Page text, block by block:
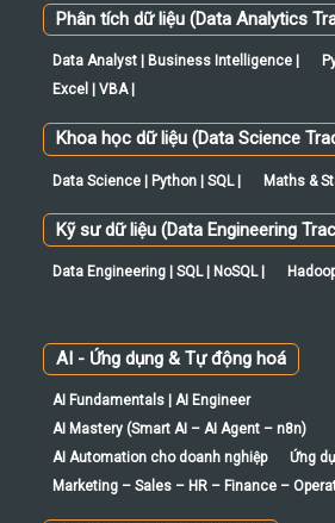
Phân tích dữ liệu (Data Analytics
Data Analyst | Business Intelligence |
Excel | VBA |
Khoa học dữ liệu (Data Science
Data Science | Python | SQL | Maths &
Kỹ sư dữ liệu (Data Engineering
Data Engineering | SQL | NoSQL |
AI - Ứng dụng & Tự động hoá
AI Fundamentals | AI Engineer
AI Mastery (Smart AI – AI Agent – n8n)
AI Automation cho doanh nghiệp
Ứng
Marketing – Sales – HR – Finance –